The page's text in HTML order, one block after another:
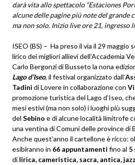
darà vita allo spettacolo “Estaciones
alcune delle pagine più note del grande
ma non solo. Inizio live ore 21, ingresso
ISEO (BS) – Ha preso il via il 29 maggio
lirico dei migliori allievi dell’Accademia
Carlo Bergonzi di Busseto la nona
Lago d’Iseo, il festival organizzato dall’
Tadini di Lovere in collaborazione con
promozione turistica del Lago d’Iseo,
mesi estivi (ma non solo) i luoghi più
del Sebino e di alcune località limitrofe
una ventina di Comuni delle province di
Anche quest’anno il cartellone è ricco:
esibiranno in 66 appuntamenti fino al 5
di lirica, cameristica, sacra, antica,